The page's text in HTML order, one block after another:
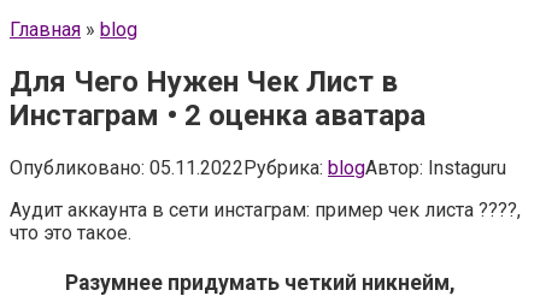
Главная » blog
Для Чего Нужен Чек Лист в
Инстаграм • 2 оценка аватара
Опубликовано: 05.11.2022Рубрика: blogАвтор: Instaguru
Аудит аккаунта в сети инстаграм: пример чек листа ????,
что это такое.
Разумнее придумать четкий никнейм,